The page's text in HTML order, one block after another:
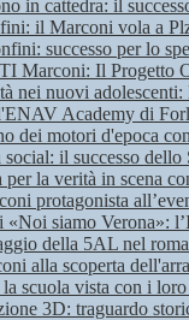
in cattedra: il
il Marconi vola a
successo per lo
Marconi: Il Progetto
nei nuovi
Academy di
dei motori d'epoca
il successo dello
la verità in scena
protagonista
siamo Verona»:
della 5AL nel
alla scoperta
scuola vista con i
3D: traguardo